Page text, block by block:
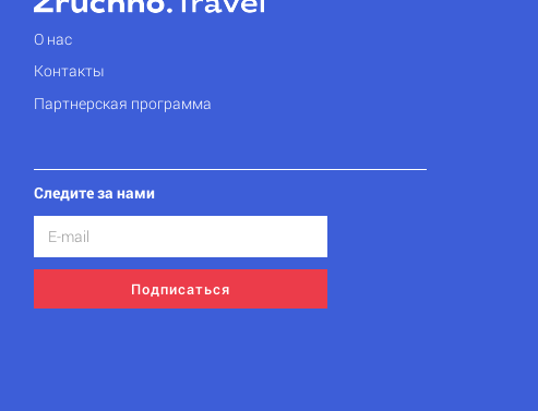
О нас
Контакты
Партнерская программа
Следите за нами
Подписаться